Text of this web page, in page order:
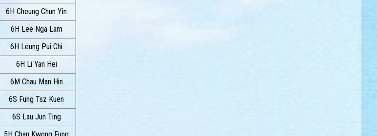
6H Cheung Chun Yin
6H Lee Nga Lam
6H Leung Pui Chi
6H Li Yan Hei
6M Chau Man Hin
6S Fung Tsz Kuen
6S Lau Jun Ting